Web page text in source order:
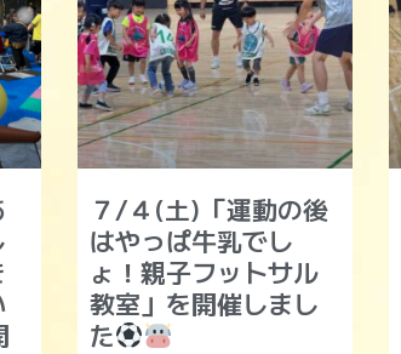
７/４(土)「運動の後
はやっぱ牛乳でし
ょ！親子フットサル
教室」を開催しまし
た